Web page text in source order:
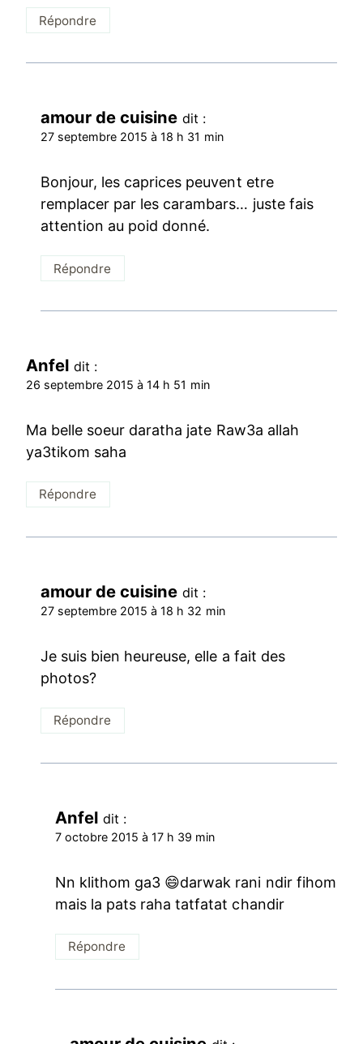
Répondre
amour de cuisine dit :
27 septembre 2015 à 18 h 31 min
Bonjour, les caprices peuvent etre
remplacer par les carambars… juste fais
attention au poid donné.
Répondre
Anfel dit :
26 septembre 2015 à 14 h 51 min
Ma belle soeur daratha jate Raw3a allah
ya3tikom saha
Répondre
amour de cuisine dit :
27 septembre 2015 à 18 h 32 min
Je suis bien heureuse, elle a fait des
photos?
Répondre
Anfel dit :
7 octobre 2015 à 17 h 39 min
Nn klithom ga3 😄darwak rani ndir fihom
mais la pats raha tatfatat chandir
Répondre